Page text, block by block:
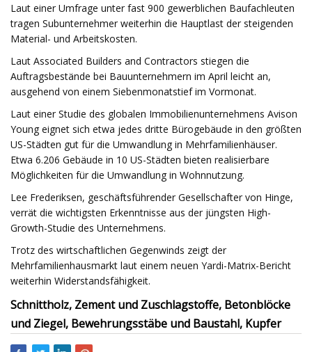
Laut einer Umfrage unter fast 900 gewerblichen Baufachleuten
tragen Subunternehmer weiterhin die Hauptlast der steigenden
Material- und Arbeitskosten.
Laut Associated Builders and Contractors stiegen die
Auftragsbestände bei Bauunternehmern im April leicht an,
ausgehend von einem Siebenmonatstief im Vormonat.
Laut einer Studie des globalen Immobilienunternehmens Avison
Young eignet sich etwa jedes dritte Bürogebäude in den größten
US-Städten gut für die Umwandlung in Mehrfamilienhäuser.
Etwa 6.206 Gebäude in 10 US-Städten bieten realisierbare
Möglichkeiten für die Umwandlung in Wohnnutzung.
Lee Frederiksen, geschäftsführender Gesellschafter von Hinge,
verrät die wichtigsten Erkenntnisse aus der jüngsten High-
Growth-Studie des Unternehmens.
Trotz des wirtschaftlichen Gegenwinds zeigt der
Mehrfamilienhausmarkt laut einem neuen Yardi-Matrix-Bericht
weiterhin Widerstandsfähigkeit.
Schnittholz, Zement und Zuschlagstoffe, Betonblöcke
und Ziegel, Bewehrungsstäbe und Baustahl, Kupfer